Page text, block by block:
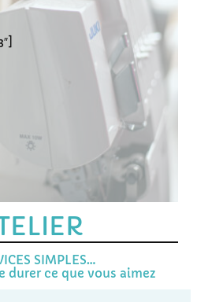
SIMPLES…
durer ce que vous aimez